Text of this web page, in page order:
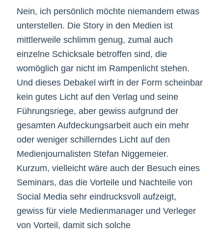
Nein, ich persönlich möchte niemandem etwas
unterstellen. Die Story in den Medien ist
mittlerweile schlimm genug, zumal auch
einzelne Schicksale betroffen sind, die
womöglich gar nicht im Rampenlicht stehen.
Und dieses Debakel wirft in der Form scheinbar
kein gutes Licht auf den Verlag und seine
Führungsriege, aber gewiss aufgrund der
gesamten Aufdeckungsarbeit auch ein mehr
oder weniger schillerndes Licht auf den
Medienjournalisten Stefan Niggemeier.
Kurzum, vielleicht wäre auch der Besuch eines
Seminars, das die Vorteile und Nachteile von
Social Media sehr eindrucksvoll aufzeigt,
gewiss für viele Medienmanager und Verleger
von Vorteil, damit sich solche